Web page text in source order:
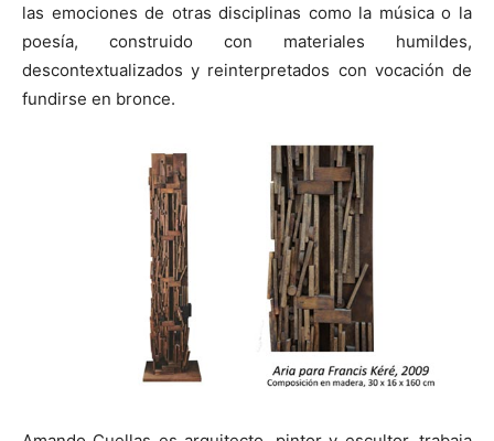
las emociones de otras disciplinas como la música o la
poesía, construido con materiales humildes,
descontextualizados y reinterpretados con vocación de
fundirse en bronce.